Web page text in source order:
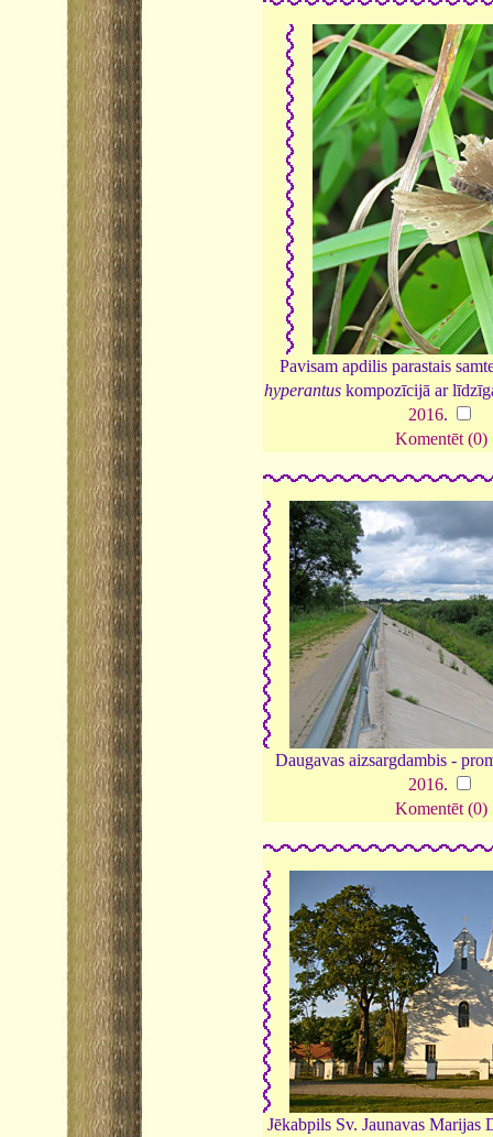
Pavisam apdilis parastais
hyperantus kompozīcijā ar
2016.
Komentēt (0)
Daugavas aizsargdambis -
2016.
Komentēt (0)
Jēkabpils Sv. Jaunavas Marijas